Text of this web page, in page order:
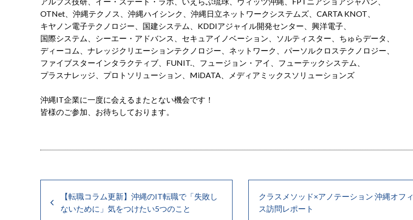
OTNet、沖縄テクノス、沖縄ハイシンク、沖縄日立ネットワークシステムズ、CARTA KNOT、
キヤノン電子テクノロジー、国建システム、KDDIアジャイル開発センター、興洋電子、
国際システム、シーエー・アドバンス、セキュアイノベーション、ソルティスター、ちゅらデータ、
ディーコム、ナレッジクリエーションテクノロジー、ネットワーク、パーソルクロステクノロジー、
ファイブスターインタラクティブ、FUNIT.、フュージョン・アイ、フューテックシステム、
プラスナレッジ、プロトソリューション、MiDATA、メディアミックスソリューションズ
沖縄IT企業に一度に会えるまたとない機会です！
皆様のご参加、お待ちしております。
【転職コラム更新】沖縄のIT転職で「失敗し
ないために」気をつけたい5つのこと
クラスメソッド×アノテーション 沖縄オフィ
ス訪問レポート